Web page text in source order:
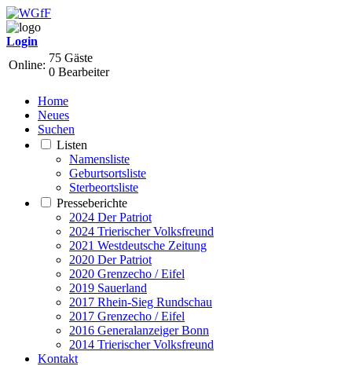
Login
Online:
75 Gäste
0 Bearbeiter
Home
Neues
Suchen
Listen
Namensliste
Geburtsortsliste
Sterbeortsliste
Presseberichte
2024 Der Patriot
2024 Trierischer Volksfreund
2021 Westdeutsche Zeitung
2020 Der Patriot
2020 Grenzecho / Eifel
2019 Sauerland
2017 Rhein-Sieg Rundschau
2017 Grenzecho / Eifel
2016 Generalanzeiger Bonn
2014 Trierischer Volksfreund
Kontakt